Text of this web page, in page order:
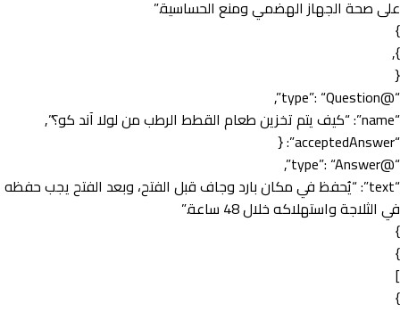
على صحة الجهاز الهضمي ومنع الحساسية.”
}
},
{
“@type”: “Question”,
“name”: “كيف يتم تخزين طعام القطط الرطب من لولا آند كو؟”,
“acceptedAnswer”: {
“@type”: “Answer”,
“text”: “يُحفظ في مكان بارد وجاف قبل الفتح، وبعد الفتح يجب حفظه
في الثلاجة واستهلاكه خلال 48 ساعة.”
}
}
]
}